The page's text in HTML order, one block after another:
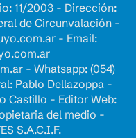
11/2003 - Dirección:
de Circunvalación -
- Email:
- Whatsapp: (054)
Pablo Dellazoppa -
Castillo - Editor Web:
del medio -
S.A.C.I.F.